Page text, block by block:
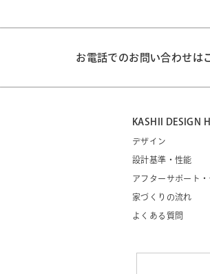
お電話でのお問い合わせは
KASHII DESIGN
デザイン
設計基準・性能
アフターサポート
家づくりの流れ
よくある質問